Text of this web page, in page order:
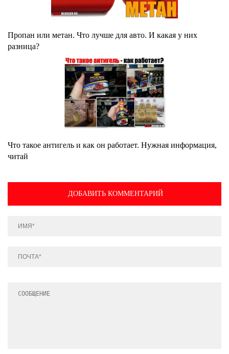
Пропан или метан. Что лучше для авто. И какая у них
разница?
Что такое антигель и как он работает. Нужная информация,
читай
ДОБАВИТЬ КОММЕНТАРИЙ